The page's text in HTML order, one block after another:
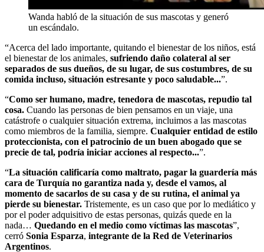
Wanda habló de la situación de sus mascotas y generó
un escándalo.
“Acerca del lado importante, quitando el bienestar de los niños, está
el bienestar de los animales, sufriendo daño colateral al ser
separados de sus dueños, de su lugar, de sus costumbres, de su
comida incluso, situación estresante y poco saludable...”.
“Como ser humano, madre, tenedora de mascotas, repudio tal
cosa. Cuando las personas de bien pensamos en un viaje, una
catástrofe o cualquier situación extrema, incluimos a las mascotas
como miembros de la familia, siempre. Cualquier entidad de estilo
proteccionista, con el patrocinio de un buen abogado que se
precie de tal, podría iniciar acciones al respecto...”.
“La situación calificaría como maltrato, pagar la guardería más
cara de Turquía no garantiza nada y, desde el vamos, al
momento de sacarlos de su casa y de su rutina, el animal ya
pierde su bienestar. Tristemente, es un caso que por lo mediático y
por el poder adquisitivo de estas personas, quizás quede en la
nada… Quedando en el medio como víctimas las mascotas”,
cerró Sonia Esparza, integrante de la Red de Veterinarios
Argentinos.